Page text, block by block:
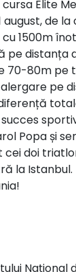
Elite
de la
1500m
pe distanța
70-80m pe
pe
Popa și
cei doi
la Istanbul.
Național